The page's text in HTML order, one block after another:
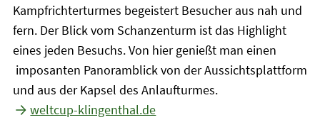
Kampfrichterturmes begeistert Besucher aus nah und
fern. Der Blick vom Schanzenturm ist das Highlight
eines jeden Besuchs. Von hier genießt man einen
imposanten Panoramblick von der Aussichtsplattform
und aus der Kapsel des Anlaufturmes.
weltcup-klingenthal.de